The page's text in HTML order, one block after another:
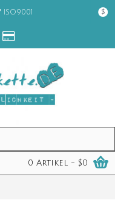
ISO9001 $
0 Artikel - $0